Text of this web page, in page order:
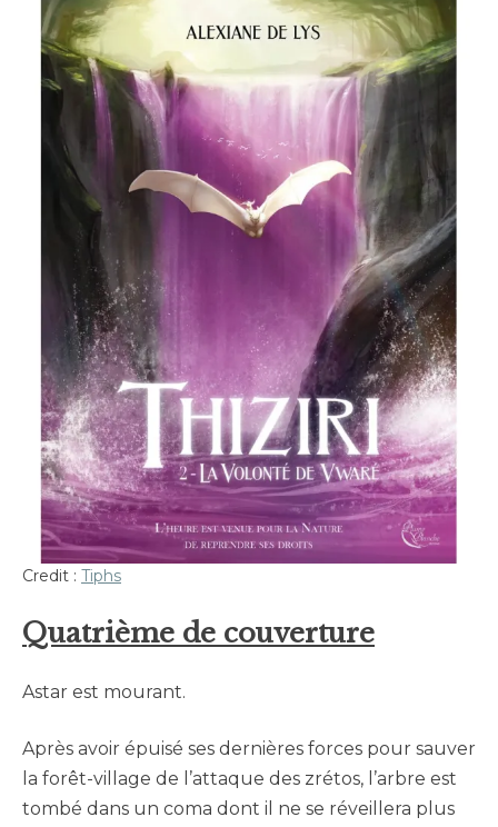
Credit : Tiphs
Quatrième de couverture
Astar est mourant.
Après avoir épuisé ses dernières forces pour sauver
la forêt-village de l’attaque des zrétos, l’arbre est
tombé dans un coma dont il ne se réveillera plus